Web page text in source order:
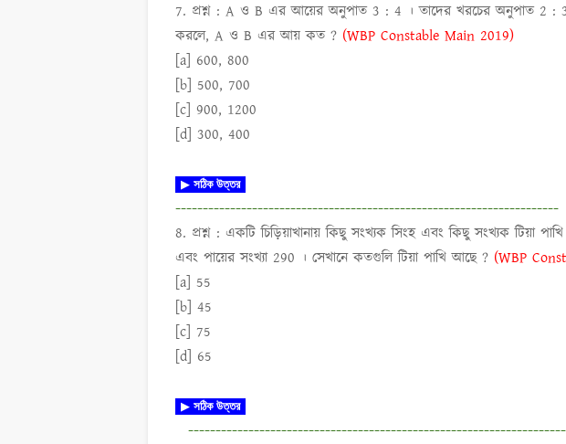
7. প্রশ্ন : A ও B এর আয়ের অনুপাত 3 : 4 । তাদের খরচের অনুপাত 2 : 3
করলে, A ও B এর আয় কত ? (WBP Constable Main 2019)
[a] 600, 800
[b] 500, 700
[c] 900, 1200
[d] 300, 400
▶ সঠিক উত্তর
----------------------------------------------------------------------
8. প্রশ্ন : একটি চিড়িয়াখানায় কিছু সংখ্যক সিংহ এবং কিছু সংখ্যক টিয়া
এবং পায়ের সংখ্যা 290 । সেখানে কতগুলি টিয়া পাখি আছে ? (WBP
[a] 55
[b] 45
[c] 75
[d] 65
▶ সঠিক উত্তর